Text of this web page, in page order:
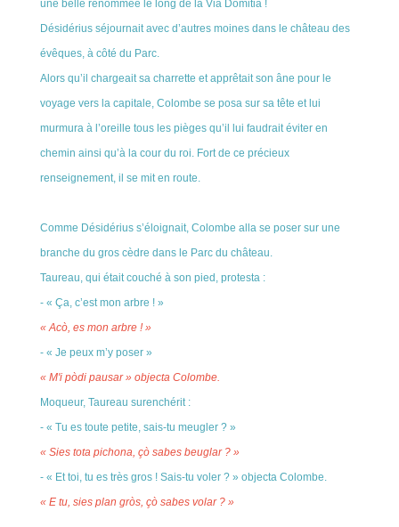
une belle renommée le long de la Via Domitia !
Désidérius séjournait avec d’autres moines dans le château des
évêques, à côté du Parc.
Alors qu’il chargeait sa charrette et apprêtait son âne pour le
voyage vers la capitale, Colombe se posa sur sa tête et lui
murmura à l’oreille tous les pièges qu’il lui faudrait éviter en
chemin ainsi qu’à la cour du roi. Fort de ce précieux
renseignement, il se mit en route.
Comme Désidérius s’éloignait, Colombe alla se poser sur une
branche du gros cèdre dans le Parc du château.
Taureau, qui était couché à son pied, protesta :
- « Ça, c’est mon arbre ! »
« Acò, es mon arbre ! »
- « Je peux m’y poser »
« M'i pòdi pausar » objecta Colombe.
Moqueur, Taureau surenchérit :
- « Tu es toute petite, sais-tu meugler ? »
« Sies tota pichona, çò sabes beuglar ? »
- « Et toi, tu es très gros ! Sais-tu voler ? » objecta Colombe.
« E tu, sies plan gròs, çò sabes volar ? »